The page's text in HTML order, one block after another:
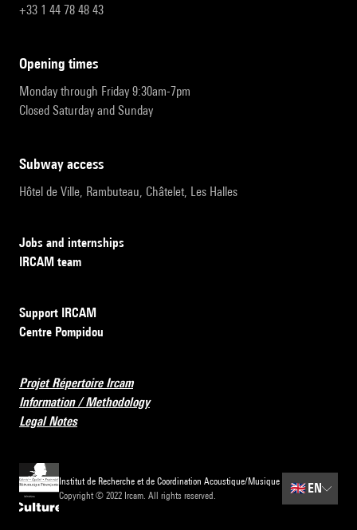
+33 1 44 78 48 43
opening times
Monday through Friday 9:30am-7pm
Closed Saturday and Sunday
subway access
Hôtel de Ville, Rambuteau, Châtelet, Les Halles
Jobs and internships
IRCAM team
Support IRCAM
Centre Pompidou
Projet Répertoire Ircam
Information / Methodology
Legal Notes
Institut de Recherche et de Coordination Acoustique/Musique
Copyright © 2022 Ircam. All rights reserved.
🇬🇧 EN